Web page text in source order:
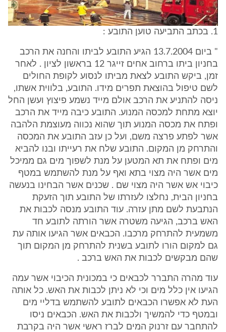
1. בכתב התביעה טוען התובע :
" ביום 13.7.2004 הגיע התובע לביתו והחנה את הרכב
בחניון ביתו ברחוב אחים זייגר 12 בראשון לציון . לאחר
זמן, ביקש התובע לצאת מביתו לנסוע לקופת החולים
לשם טיפול בהוצאת תפרים מידו. התובע, בלווית אשתו,
ניסה להתניע את הרכב אולם מייד נשמע פיצוץ ועשן החל
יוצא מתחת למכסה המנוע. התובע כיבה מייד את הרכב
ופתח את מכסה המנוע תוך שהוא נכווה מעוצמת הלהבה
אשר לפתע פרצה משם, ועל כן עזב התובע את המכסה
והתרחק מן המקום. התובע שלח את רעייתו ובנו להביא
מים ופתח את תא המטען על מנת לשפוך מים גם ממיכל
מים אשר היה מצוי בתא ואף על מנת להשתמש במטף
כיבוי אש אשר היה מצוי שם . שכנים אשר הבחינו בנעשה
בחניון הבית, נחלצו לעזרתו של התובע תוך הזעקת
הנתבעת לשם מתן עזרה. עוד התובע מנסה לכבות את
האש ברכב, הגיעה משטרה אשר הורתה לתובע חד
משמעית להתרחק מרכבו. הכבאים אשר הגיעו אותה עת
גם למקום הורו לתובע בשנית להתרחק מן המקום תוך
שהם מבקשים לכבות את האש ברכב .
עוד מהרה התברר לכבאים כי במכונית הכיבוי אשר עמה
הגיעו אין כלל מים וכי לא ניתן לכבות את האש. כל אותה
העת לא אפשרו הכבאים לתובע להשתמש בדליי מים
ובמטף כדי להמשיך ולכבות את האש. הכבאים ניסו
להתחבר עם זרנוק המים לברז ראשי אשר היה בקרבת